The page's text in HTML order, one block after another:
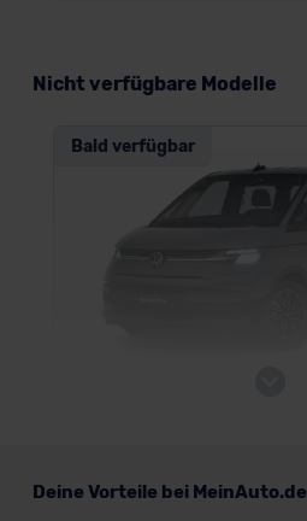
Nicht verfügbare Modelle
Bald verfügbar
Deine Vorteile bei MeinAuto.de